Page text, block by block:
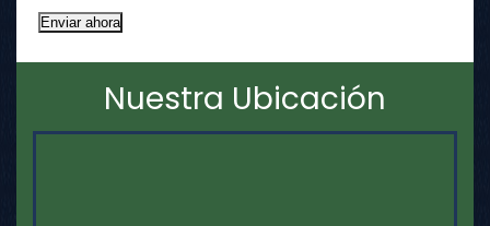
Enviar ahora
Nuestra Ubicación